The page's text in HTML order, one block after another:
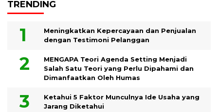
TRENDING
Meningkatkan Kepercayaan dan Penjualan
dengan Testimoni Pelanggan
MENGAPA Teori Agenda Setting Menjadi
Salah Satu Teori yang Perlu Dipahami dan
Dimanfaatkan Oleh Humas
Ketahui 5 Faktor Munculnya Ide Usaha yang
Jarang Diketahui